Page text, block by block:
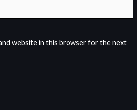
and website in this browser for the next